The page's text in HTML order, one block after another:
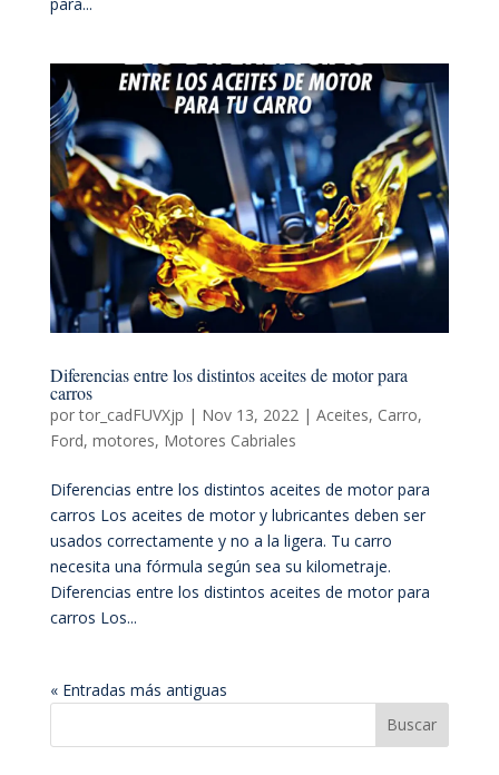
Diferencias entre los distintos aceites de motor para
carros
portor_cadFUVXjp | Nov 13, 2022 | Aceites, Carro,
Ford, motores, Motores Cabriales
Diferencias entre los distintos aceites de motor para
carros Los aceites de motor y lubricantes deben ser
usados correctamente y no a la ligera. Tu carro
necesita una fórmula según sea su kilometraje.
Diferencias entre los distintos aceites de motor para
carros Los...
« Entradas más antiguas